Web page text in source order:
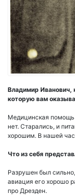
Владимир Иванович,
которую вам
Медицинская помощь
нет. Старались, и
хорошим. В нашей
Что из себя
Разрушен был
авиация его хорошо
про Дрезден.